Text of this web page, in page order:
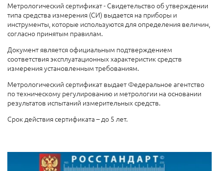
Метрологический сертификат - Свидетельство об утверждении
типа средства измерения (СИ) выдается на приборы и
инструменты, которые используются для определения величин,
согласно принятым правилам.
Документ является официальным подтверждением
соответствия эксплуатационных характеристик средств
измерения установленным требованиям.
Метрологический сертификат выдает Федеральное агентство
по техническому регулированию и метрологии на основании
результатов испытаний измерительных средств.
Срок действия сертификата – до 5 лет.